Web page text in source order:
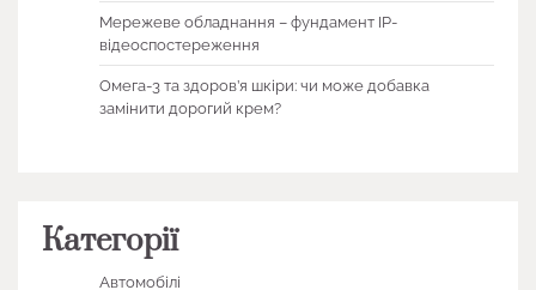
Мережеве обладнання – фундамент IP-
відеоспостереження
Омега-3 та здоров’я шкіри: чи може добавка
замінити дорогий крем?
Категорії
Автомобілі